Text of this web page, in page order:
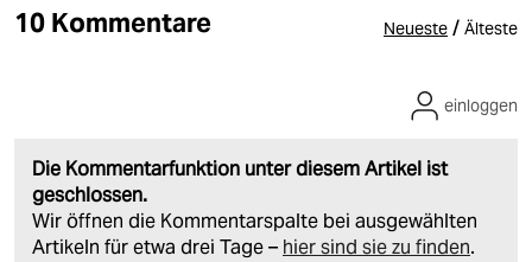
10 Kommentare Neueste / Älteste
Die Kommentarfunktion unter diesem Artikel ist
geschlossen.
Wir öffnen die Kommentarspalte bei ausgewählten
Artikeln für etwa drei Tage – hier sind sie zu finden.
einloggen